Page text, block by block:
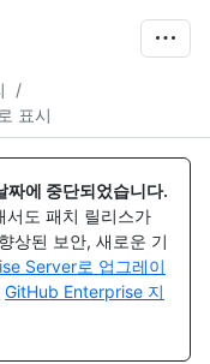
/
표시
에 중단되었습니다.
서도 패치 릴리스가
상된 보안, 새로운 기
Server로 업그레이
GitHub Enterprise 지